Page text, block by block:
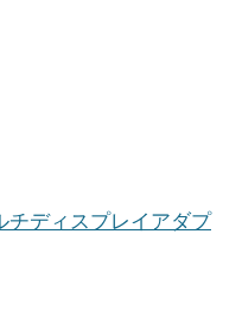
チディスプレイアダプ